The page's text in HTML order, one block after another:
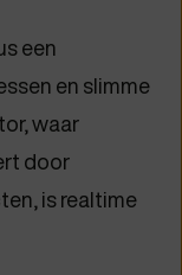
een
en slimme
waar
door
is realtime